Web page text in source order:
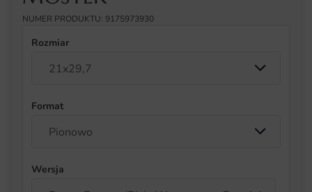
NUMER PRODUKTU: 9175973930
Rozmiar
Format
Wersja